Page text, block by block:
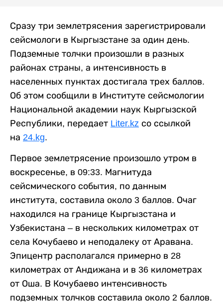
Сразу три землетрясения зарегистрировали
сейсмологи в Кыргызстане за один день.
Подземные толчки произошли в разных
районах страны, а интенсивность в
населенных пунктах достигала трех баллов.
Об этом сообщили в Институте сейсмологии
Национальной академии наук Кыргызской
Республики, передает Liter.kz со ссылкой
на 24.kg.
Первое землетрясение произошло утром в
воскресенье, в 09:33. Магнитуда
сейсмического события, по данным
института, составила около 3 баллов. Очаг
находился на границе Кыргызстана и
Узбекистана – в нескольких километрах от
села Кочубаево и неподалеку от Аравана.
Эпицентр располагался примерно в 28
километрах от Андижана и в 36 километрах
от Оша. В Кочубаево интенсивность
подземных толчков составила около 2 баллов.